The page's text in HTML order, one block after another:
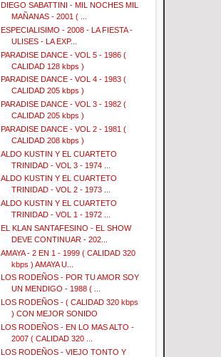
DIEGO SABATTINI - MIL NOCHES MIL
MAÑANAS - 2001 ( ...
ESPECIALISIMO - 2008 - LA FIESTA -
ULISES - LA EXP...
PARADISE DANCE - VOL 5 - 1986 (
CALIDAD 128 kbps )
PARADISE DANCE - VOL 4 - 1983 (
CALIDAD 205 kbps )
PARADISE DANCE - VOL 3 - 1982 (
CALIDAD 205 kbps )
PARADISE DANCE - VOL 2 - 1981 (
CALIDAD 208 kbps )
ALDO KUSTIN Y EL CUARTETO
TRINIDAD - VOL 3 - 1974 ...
ALDO KUSTIN Y EL CUARTETO
TRINIDAD - VOL 2 - 1973 ...
ALDO KUSTIN Y EL CUARTETO
TRINIDAD - VOL 1 - 1972 ...
EL KLAN SANTAFESINO - EL SHOW
DEVE CONTINUAR - 202...
AMAYA - 2 EN 1 - 1999 ( CALIDAD 320
kbps ) AMAYA U...
LOS RODEÑOS - POR TU AMOR SOY
UN MENDIGO - 1988 ( ...
LOS RODEÑOS - ( CALIDAD 320 kbps
) CON MEJOR SONIDO
LOS RODEÑOS - EN LO MAS ALTO -
2007 ( CALIDAD 320 ...
LOS RODEÑOS - VIEJO TONTO Y